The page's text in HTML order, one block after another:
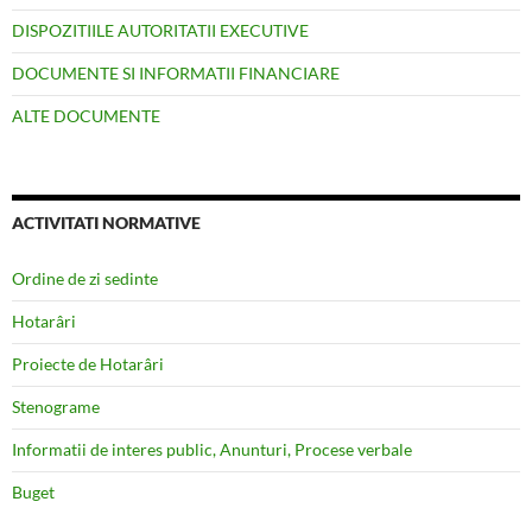
DISPOZITIILE AUTORITATII EXECUTIVE
DOCUMENTE SI INFORMATII FINANCIARE
ALTE DOCUMENTE
ACTIVITATI NORMATIVE
Ordine de zi sedinte
Hotarâri
Proiecte de Hotarâri
Stenograme
Informatii de interes public, Anunturi, Procese verbale
Buget